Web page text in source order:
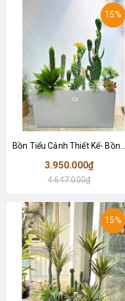
15%
3.950.000₫
4.647.000₫
15%